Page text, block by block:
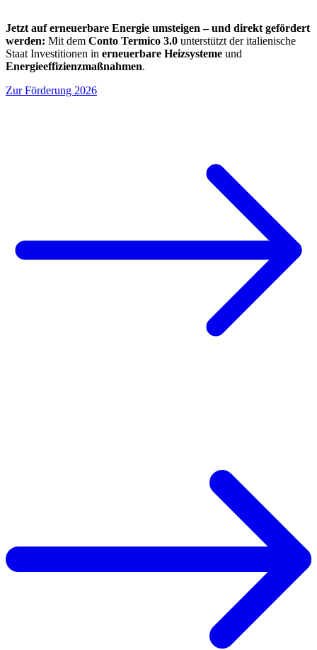
Jetzt auf erneuerbare Energie umsteigen – und direkt gefördert
werden: Mit dem Conto Termico 3.0 unterstützt der italienische
Staat Investitionen in erneuerbare Heizsysteme und
Energieeffizienzmaßnahmen.
Zur Förderung 2026